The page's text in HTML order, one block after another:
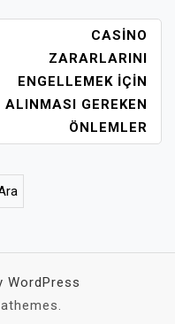
CASINO
ZARARLARINI
ENGELLEMEK İÇIN
ALINMASI GEREKEN
ÖNLEMLER
WordPress